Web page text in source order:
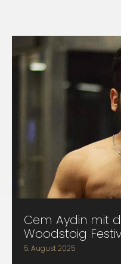
Cem Aydin mit
Woodstoig
5. August 2025